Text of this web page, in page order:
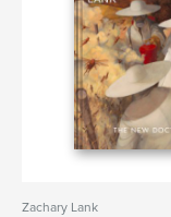
Zachary Lank